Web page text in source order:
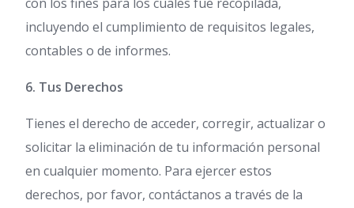
incluyendo el cumplimiento de requisitos legales,
contables o de informes.
6. Tus Derechos
Tienes el derecho de acceder, corregir, actualizar o
solicitar la eliminación de tu información personal
en cualquier momento. Para ejercer estos
derechos, por favor, contáctanos a través de la